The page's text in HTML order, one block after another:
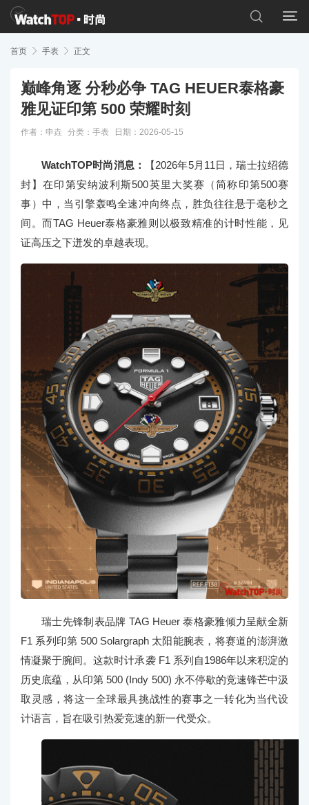


首页  手表  正文
巅峰角逐 分秒必争 TAG HEUER泰格豪
雅见证印第 500 荣耀时刻
作者：申垚 分类： 手表 日期：2026-05-15
WatchTOP时尚消息：
【2026年5月11日，瑞士拉绍德
封】在印第安纳波利斯500英里大奖赛（简称印第500赛
事）中，当引擎轰鸣全速冲向终点，胜负往往悬于毫秒之
间。而TAG Heuer泰格豪雅则以极致精准的计时性能，见
证高压之下迸发的卓越表现。
瑞士先锋制表品牌 TAG Heuer 泰格豪雅倾力呈献全新
F1 系列印第 500 Solargraph 太阳能腕表，将赛道的澎湃激
情凝聚于腕间。这款时计承袭 F1 系列自1986年以来积淀的
历史底蕴，从印第 500 (Indy 500) 永不停歇的竞速锋芒中汲
取灵感，将这一全球最具挑战性的赛事之一转化为当代设
计语言，旨在吸引热爱竞速的新一代受众。